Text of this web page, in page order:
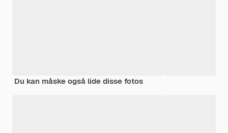
Du kan måske også lide disse fotos